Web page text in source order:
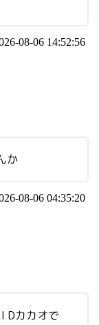
08-06 14:52:56
か
08-06 04:35:20
カカオで